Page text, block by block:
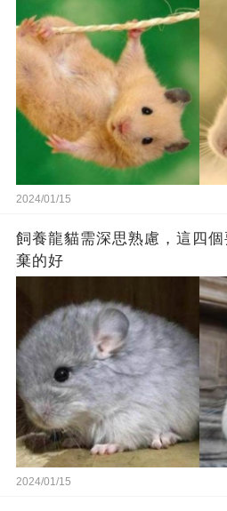
2024/01/15
飼養龍貓需深思熟慮，這四
棄的好
2024/01/15